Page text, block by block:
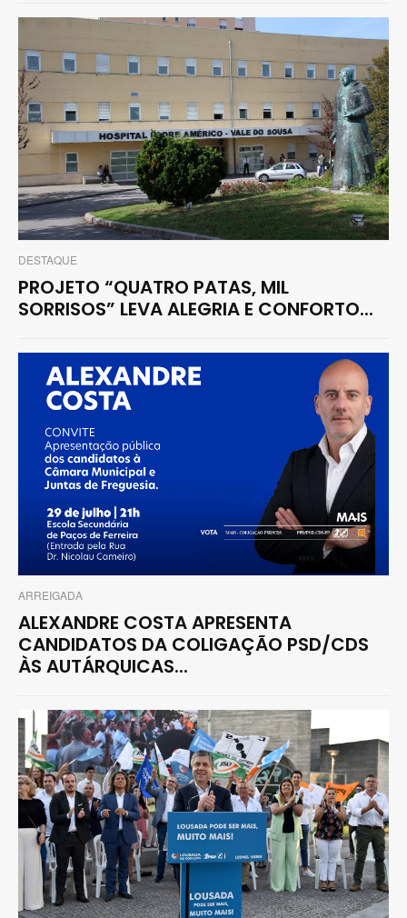
DESTAQUE
PROJETO “QUATRO PATAS, MIL
SORRISOS” LEVA ALEGRIA E CONFORTO...
ARREIGADA
ALEXANDRE COSTA APRESENTA
CANDIDATOS DA COLIGAÇÃO PSD/CDS
ÀS AUTÁRQUICAS...